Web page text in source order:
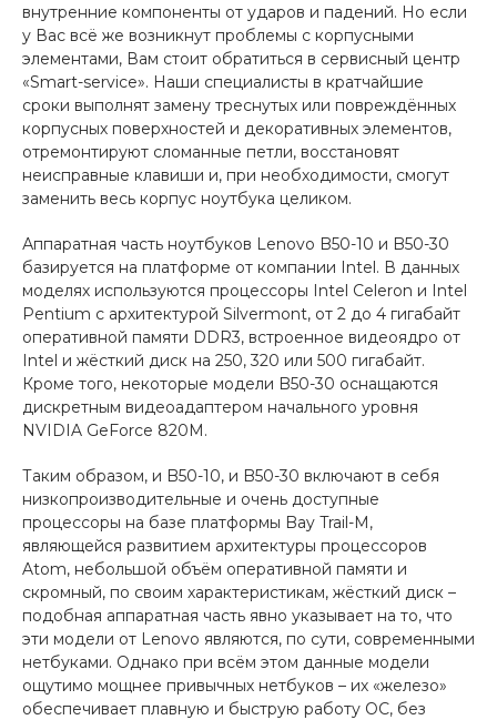
внутренние компоненты от ударов и падений. Но если
у Вас всё же возникнут проблемы с корпусными
элементами, Вам стоит обратиться в сервисный центр
«Smart-service». Наши специалисты в кратчайшие
сроки выполнят замену треснутых или повреждённых
корпусных поверхностей и декоративных элементов,
отремонтируют сломанные петли, восстановят
неисправные клавиши и, при необходимости, смогут
заменить весь корпус ноутбука целиком.
Аппаратная часть ноутбуков Lenovo B50-10 и B50-30
базируется на платформе от компании Intel. В данных
моделях используются процессоры Intel Celeron и Intel
Pentium с архитектурой Silvermont, от 2 до 4 гигабайт
оперативной памяти DDR3, встроенное видеоядро от
Intel и жёсткий диск на 250, 320 или 500 гигабайт.
Кроме того, некоторые модели B50-30 оснащаются
дискретным видеоадаптером начального уровня
NVIDIA GeForce 820M.
Таким образом, и B50-10, и B50-30 включают в себя
низкопроизводительные и очень доступные
процессоры на базе платформы Bay Trail-M,
являющейся развитием архитектуры процессоров
Atom, небольшой объём оперативной памяти и
скромный, по своим характеристикам, жёсткий диск –
подобная аппаратная часть явно указывает на то, что
эти модели от Lenovo являются, по сути, современными
нетбуками. Однако при всём этом данные модели
ощутимо мощнее привычных нетбуков – их «железо»
обеспечивает плавную и быструю работу ОС, без